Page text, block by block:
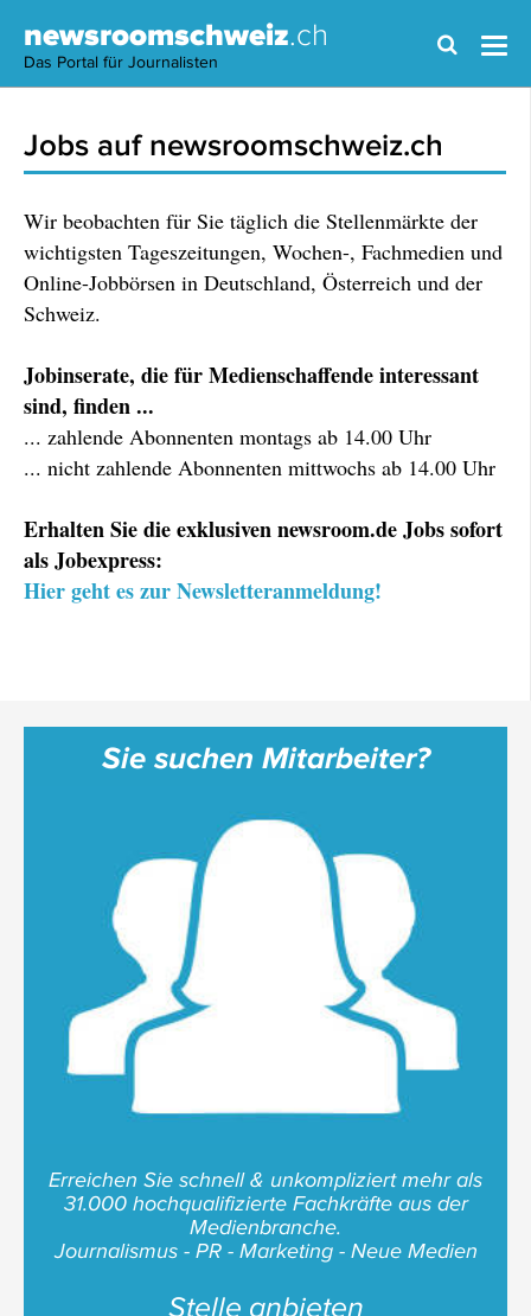
newsroomschweiz.ch
Das Portal für Journalisten
Jobs auf newsroomschweiz.ch
Wir beobachten für Sie täglich die Stellenmärkte der
wichtigsten Tageszeitungen, Wochen-, Fachmedien und
Online-Jobbörsen in Deutschland, Österreich und der
Schweiz.
Jobinserate, die für Medienschaffende interessant
sind, finden ...
... zahlende Abonnenten montags ab 14.00 Uhr
... nicht zahlende Abonnenten mittwochs ab 14.00 Uhr
Erhalten Sie die exklusiven newsroom.de Jobs sofort
als Jobexpress:
Hier geht es zur Newsletteranmeldung!
Sie suchen Mitarbeiter?
Erreichen Sie schnell & unkompliziert mehr als
31.000 hochqualifizierte Fachkräfte aus der
Medienbranche.
Journalismus - PR - Marketing - Neue Medien
Stelle anbieten